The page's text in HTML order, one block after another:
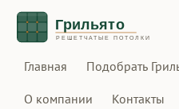
Главная Подобрать
О компании Контакты